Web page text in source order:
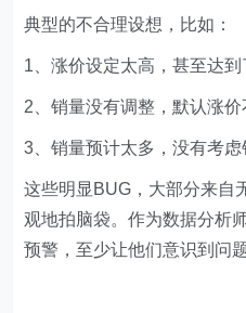
典型的不合理设想，比如：
1、涨价设定太高，甚至达
2、销量没有调整，默认涨
3、销量预计太多，没有考
这些明显BUG，大部分来自
观地拍脑袋。作为数据分析
预警，至少让他们意识到问题